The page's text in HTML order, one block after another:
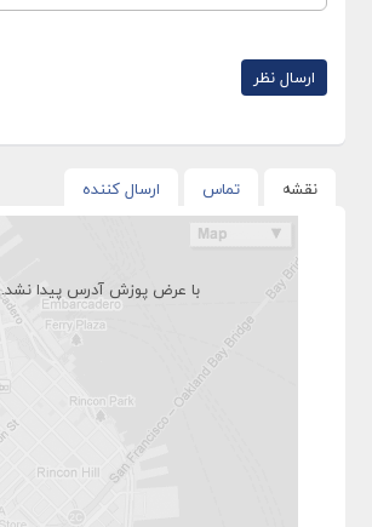
نقشه تماس ارسال کننده
با عرض پوزش آدرس پیدا نشد.